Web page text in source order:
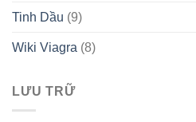
Tinh Dầu (9)
Wiki Viagra (8)
LƯU TRỮ